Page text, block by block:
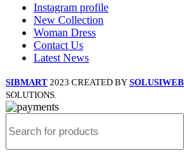
Instagram profile
New Collection
Woman Dress
Contact Us
Latest News
SIBMART 2023 CREATED BY SOLUSIWEB
SOLUTIONS.